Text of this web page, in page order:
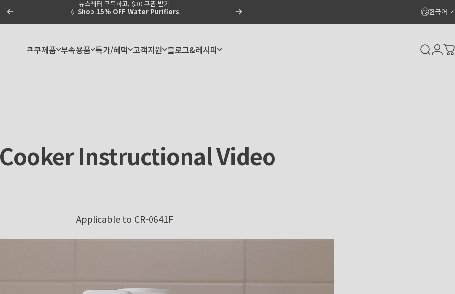
💧Shop 15% OFF Water Purifiers
뉴스레터 구독하고, $30 쿠폰 받기
Pause slideshow 한국어
쿠쿠제품 부속용품 특가/혜택 고객지원 블로그&레시피 Search
CookerInstructionalVideo
Applicable to CR-0641F